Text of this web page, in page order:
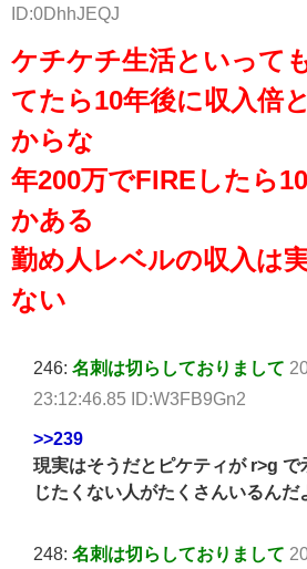
ID:0DhhJEQJ
ケチケチ生活といって
てたら10年後に収入倍
からな
年200万でFIREしたら
かある
勤め人レベルの収入は
ない
246: 名刺は切らしておりまして
23:12:46.85 ID:W3FB9Gn2
>>239
現実はそうだとピケティが r>g で
じたくない人がたくさんいるんだ
248: 名刺は切らしておりまして